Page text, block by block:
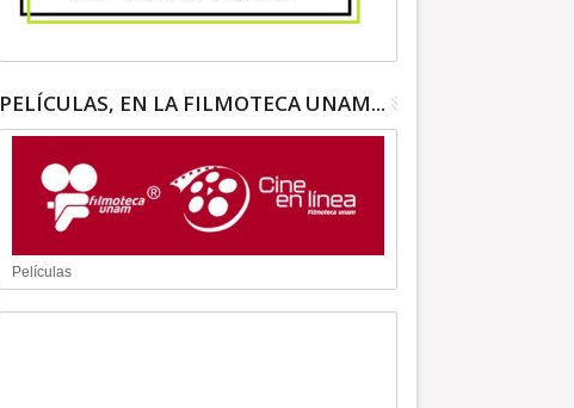
PELÍCULAS, EN LA FILMOTECA UNAM...
Películas